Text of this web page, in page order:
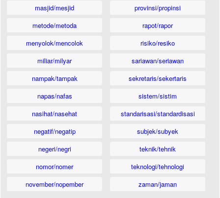
masjid/mesjid
metode/metoda
menyolok/mencolok
miliar/milyar
nampak/tampak
napas/nafas
nasihat/nasehat
negatif/negatip
negeri/negri
nomor/nomer
november/nopember
provinsi/propinsi
rapot/rapor
risiko/resiko
sariawan/seriawan
sekretaris/sekertaris
sistem/sistim
standarisasi/standardisasi
subjek/subyek
teknik/tehnik
teknologi/tehnologi
zaman/jaman